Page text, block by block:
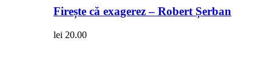
Firește că exagerez – Robert Șerban
lei 20.00